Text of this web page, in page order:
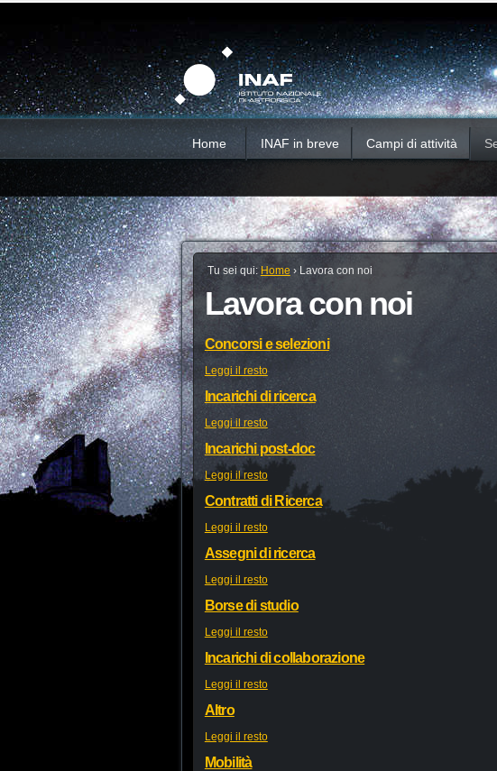
contenuti.
Salta
alla
navigazione
Home INAF in breve Campi di attività
Tu sei qui: Home › Lavora con noi
Lavora con noi
Concorsi e selezioni
Leggi il resto
Incarichi di ricerca
Leggi il resto
Incarichi post-doc
Leggi il resto
Contratti di Ricerca
Leggi il resto
Assegni di ricerca
Leggi il resto
Borse di studio
Leggi il resto
Incarichi di collaborazione
Leggi il resto
Altro
Leggi il resto
Mobilità